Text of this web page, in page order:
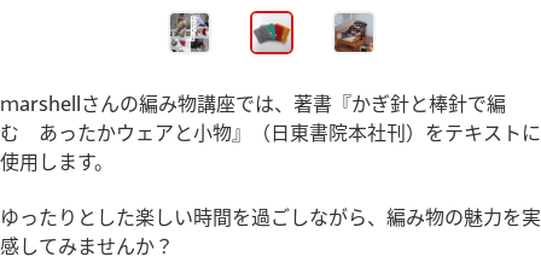
ｍarshellさんの編み物講座では、著書『かぎ針と棒針で編
む あったかウェアと小物』（日東書院本社刊）をテキストに
使用します。
ゆったりとした楽しい時間を過ごしながら、編み物の魅力を実
感してみませんか？